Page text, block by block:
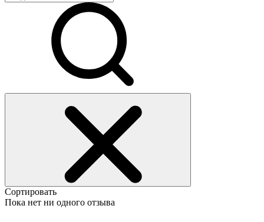
Сортировать
Пока нет ни одного отзыва